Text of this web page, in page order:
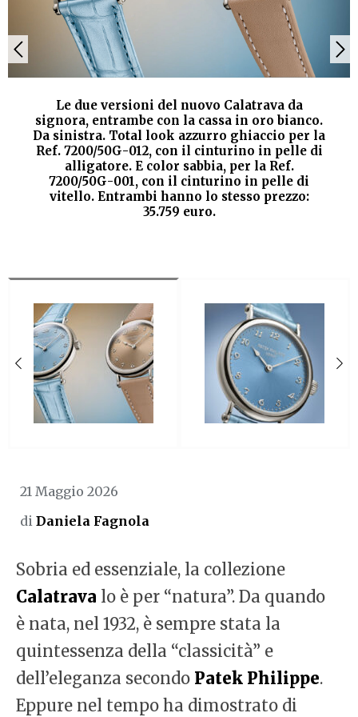
Le due versioni del nuovo Calatrava da
signora, entrambe con la cassa in oro bianco.
Da sinistra. Total look azzurro ghiaccio per la
Ref. 7200/50G-012, con il cinturino in pelle di
alligatore. E color sabbia, per la Ref.
7200/50G-001, con il cinturino in pelle di
vitello. Entrambi hanno lo stesso prezzo:
35.759 euro.
21 Maggio 2026
di Daniela Fagnola
Sobria ed essenziale, la collezione
Calatrava lo è per “natura”. Da quando
è nata, nel 1932, è sempre stata la
quintessenza della “classicità” e
dell’eleganza secondo Patek Philippe.
Eppure nel tempo ha dimostrato di